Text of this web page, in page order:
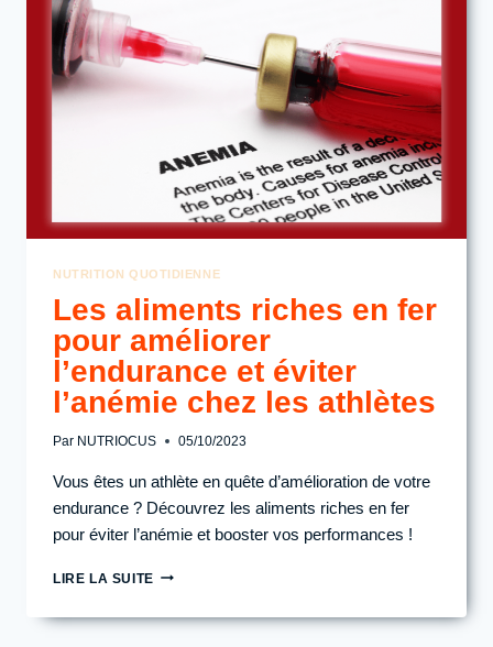
TROUBLES
DIGESTIFS
NUTRITION QUOTIDIENNE
Les aliments riches en fer
pour améliorer
l’endurance et éviter
l’anémie chez les athlètes
Par NUTRIOCUS 05/10/2023
Vous êtes un athlète en quête d’amélioration de votre
endurance ? Découvrez les aliments riches en fer
pour éviter l’anémie et booster vos performances !
LIRE LA SUITELES
RICHES